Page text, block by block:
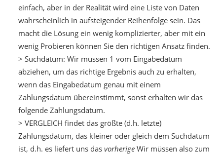
einfach, aber in der Realität wird eine Liste von Daten
wahrscheinlich in aufsteigender Reihenfolge sein. Das
macht die Lösung ein wenig komplizierter, aber mit ein
wenig Probieren können Sie den richtigen Ansatz finden.
> Suchdatum: Wir müssen 1 vom Eingabedatum
abziehen, um das richtige Ergebnis auch zu erhalten,
wenn das Eingabedatum genau mit einem
Zahlungsdatum übereinstimmt, sonst erhalten wir das
folgende Zahlungsdatum.
> VERGLEICH findet das größte (d.h. letzte)
Zahlungsdatum, das kleiner oder gleich dem Suchdatum
ist, d.h. es liefert uns das vorherigeWir müssen also zum